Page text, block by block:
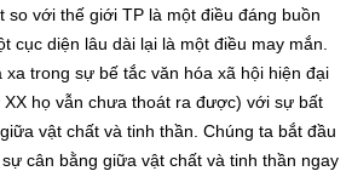
so với thế giới TP là một điều đáng buồn
cục diện lâu dài lại là một điều may mắn.
trong sự bế tắc văn hóa xã hội hiện đại
họ vẫn chưa thoát ra được) với sự bất
vật chất và tinh thần. Chúng ta bắt đầu
cân bằng giữa vật chất và tinh thần ngay